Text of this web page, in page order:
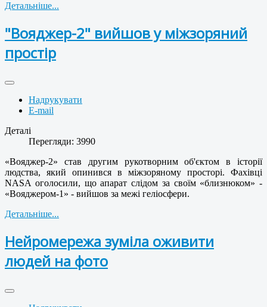
Детальніше...
"Вояджер-2" вийшов у міжзоряний
простір
Надрукувати
E-mail
Деталі
Перегляди: 3990
«Вояджер-2» став другим рукотворним об'єктом в історії
людства, який опинився в міжзоряному просторі. Фахівці
NASA оголосили, що апарат слідом за своїм «близнюком» -
«Вояджером-1» - вийшов за межі геліосфери.
Детальніше...
Нейромережа зуміла оживити
людей на фото